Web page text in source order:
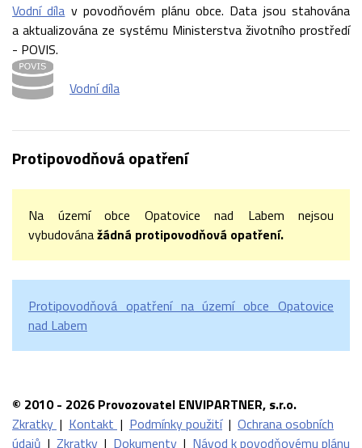
Vodní díla v povodňovém plánu obce. Data jsou stahována
a aktualizována ze systému Ministerstva životního prostředí
- POVIS.
Vodní díla
Protipovodňová opatření
Na území obce Opatovice nad Labem nejsou
vybudovánažádná protipovodňová opatření.
Protipovodňová opatření na území obce Opatovice
nad Labem
© 2010 - 2026 Provozovatel ENVIPARTNER, s.r.o.
Zkratky | Kontakt | Podmínky použití | Ochrana osobních
údajů | Zkratky | Dokumenty | Návod k povodňovému plánu